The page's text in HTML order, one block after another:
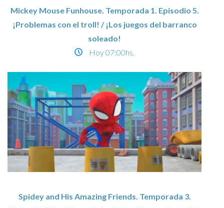
Mickey Mouse Funhouse. Temporada 1. Episodio 5.
¡Problemas con el troll! / ¡Los juegos del barranco
soleado!
Hoy07:00hs.
Spidey and His Amazing Friends. Temporada 3.